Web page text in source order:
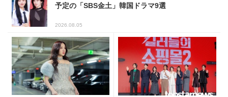
予定の「SBS金土」韓国ドラマ9選
2026.08.05